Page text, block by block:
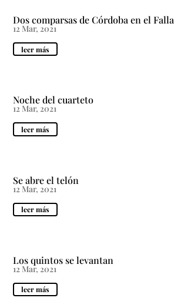
Dos comparsas de Córdoba en el Falla
12 Mar, 2021
leer más
Noche del cuarteto
12 Mar, 2021
leer más
Se abre el telón
12 Mar, 2021
leer más
Los quintos se levantan
12 Mar, 2021
leer más